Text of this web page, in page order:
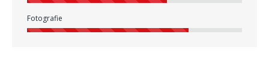
Fotografie